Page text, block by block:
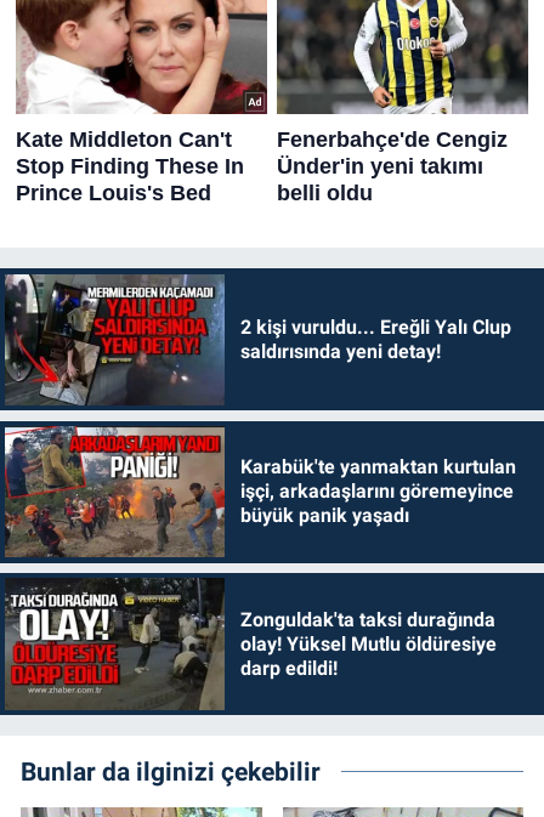
2 kişi vuruldu... Ereğli Yalı Clup
saldırısında yeni detay!
Karabük'te yanmaktan kurtulan
işçi, arkadaşlarını göremeyince
büyük panik yaşadı
Zonguldak'ta taksi durağında
olay! Yüksel Mutlu öldüresiye
darp edildi!
Bunlar da ilginizi çekebilir